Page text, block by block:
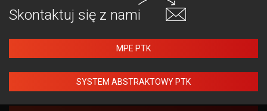
Skontaktuj się z nami
MPE PTK
SYSTEM ABSTRAKTOWY PTK